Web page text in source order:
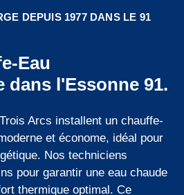
DEPUIS 1977 DANS LE 91
Eau
dans l'Essonne 91.
Arcs installent un chauffe-
et économe, idéal pour
Nos techniciens
pour garantir une eau chaude
thermique optimal. Ce